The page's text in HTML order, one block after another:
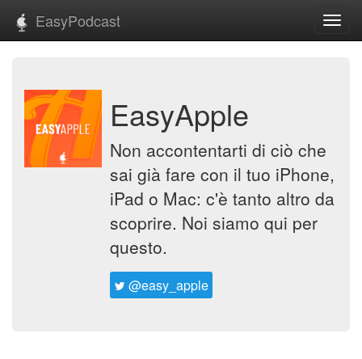
EasyPodcast
EasyApple
Non accontentarti di ciò che
sai già fare con il tuo iPhone,
iPad o Mac: c'è tanto altro da
scoprire. Noi siamo qui per
questo.
@easy_apple